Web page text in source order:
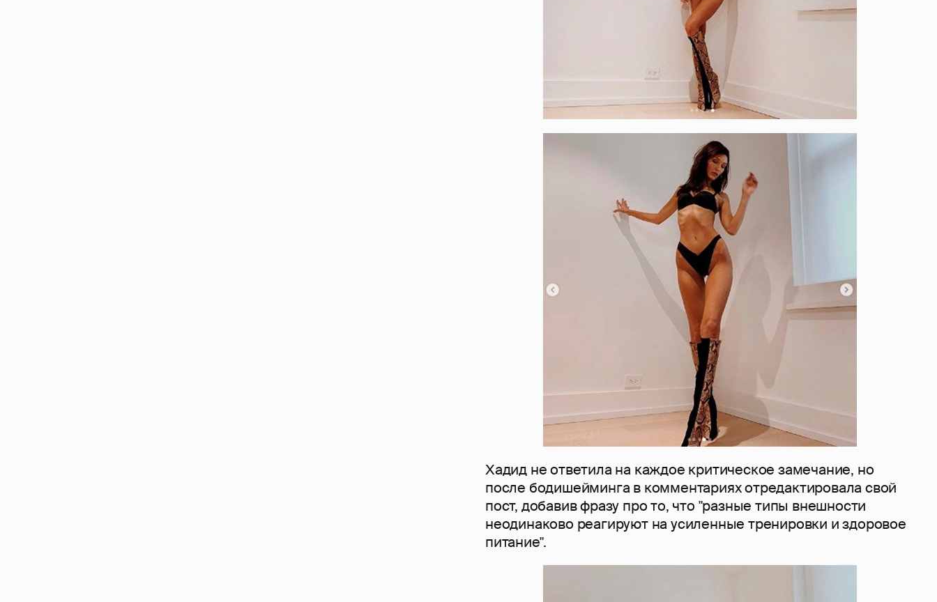
Хадид не ответила на каждое критическое замечание, но
после бодишейминга в комментариях отредактировала свой
пост, добавив фразу про то, что "разные типы внешности
неодинаково реагируют на усиленные тренировки и здоровое
питание".